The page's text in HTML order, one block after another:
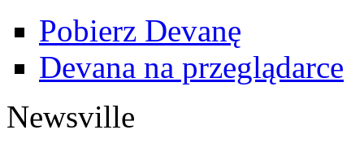
Pobierz Devanę
Devana na przeglądarce
Newsville